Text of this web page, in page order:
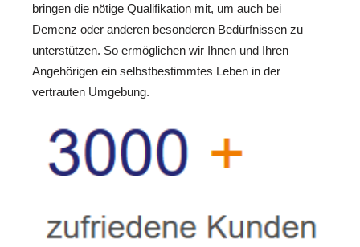
bringen die nötige Qualifikation mit, um auch bei
Demenz oder anderen besonderen Bedürfnissen zu
unterstützen. So ermöglichen wir Ihnen und Ihren
Angehörigen ein selbstbestimmtes Leben in der
vertrauten Umgebung.